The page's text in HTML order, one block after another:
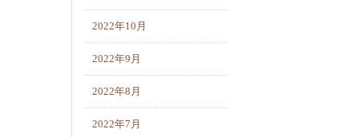
2022年10月
2022年9月
2022年8月
2022年7月